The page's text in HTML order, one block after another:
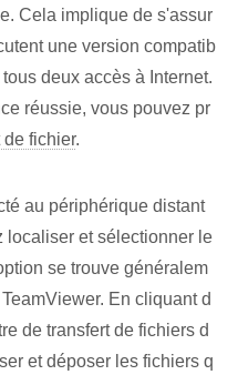
Cela implique de s'assur
une version compatib
deux accès à Internet.
réussie, vous pouvez pr
de fichier.
au périphérique distant
localiser et sélectionner le
se trouve généralem
En cliquant d
de transfert de fichiers d
et déposer les fichiers q